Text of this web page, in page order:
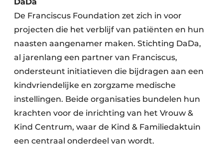
De Franciscus Foundation zet zich in voor
projecten die het verblijf van patiënten en hun
naasten aangenamer maken. Stichting DaDa,
al jarenlang een partner van Franciscus,
ondersteunt initiatieven die bijdragen aan een
kindvriendelijke en zorgzame medische
instellingen. Beide organisaties bundelen hun
krachten voor de inrichting van het Vrouw &
Kind Centrum, waar de Kind & Familiedaktuin
een centraal onderdeel van wordt.